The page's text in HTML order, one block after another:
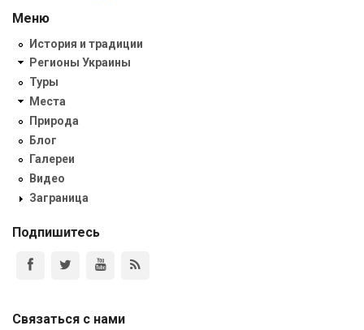
Меню
История и традиции
Регионы Украины
Туры
Места
Природа
Блог
Галереи
Видео
Заграница
Подпишитесь
Связаться с нами